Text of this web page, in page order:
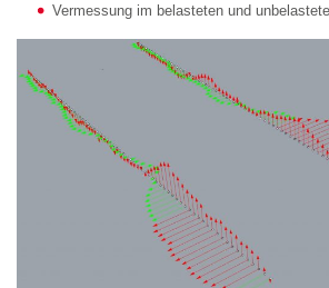
Vermessung im belasteten und